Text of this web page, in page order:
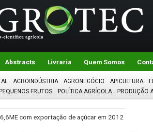
Abstracts Livraria Quem Somos
AGROINDÚSTRIA AGRONEGÓCIO APICULTURA
PEQUENOS FRUTOS POLÍTICA AGRÍCOLA PRODUÇÃO
com exportação de açúcar em 2012